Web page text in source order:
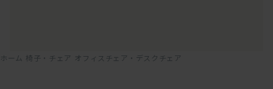
ホーム 椅子・チェア オフィスチェア・デスクチェア